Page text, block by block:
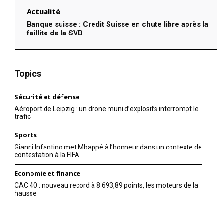
Actualité
Banque suisse : Credit Suisse en chute libre après la
faillite de la SVB
Topics
Sécurité et défense
Aéroport de Leipzig : un drone muni d’explosifs interrompt le
trafic
Sports
Gianni Infantino met Mbappé à l’honneur dans un contexte de
contestation à la FIFA
Economie et finance
CAC 40 : nouveau record à 8 693,89 points, les moteurs de la
hausse